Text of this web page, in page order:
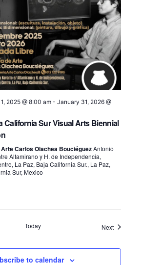
2025 @ 8:00 am- January 31, 2026 @
California Sur Visual Arts Biennial
Carlos Olachea BouciéguezAntonio
Altamirano y H. de Independencia,
La Paz, Baja California Sur., La Paz,
Sur, Mexico
Today NextEvents
to calendar